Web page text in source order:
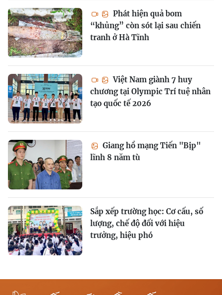
Phát hiện quả bom
“khủng” còn sót lại sau chiến
tranh ở Hà Tĩnh
Việt Nam giành 7 huy
chương tại Olympic Trí tuệ nhân
tạo quốc tế 2026
Giang hồ mạng Tiến "Bịp"
lĩnh 8 năm tù
Sắp xếp trường học: Cơ cấu, số
lượng, chế độ đối với hiệu
trưởng, hiệu phó